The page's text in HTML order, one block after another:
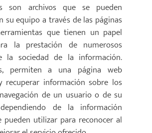
son archivos que se pueden
su equipo a través de las páginas
que tienen un papel
la prestación de numerosos
la sociedad de la información.
permiten a una página web
recuperar información sobre los
de un usuario o de su
de la información
pueden utilizar para reconocer al